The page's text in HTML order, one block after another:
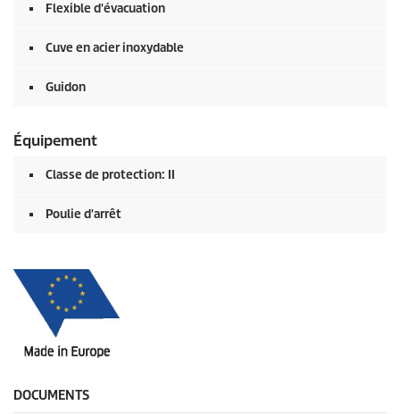
Flexible d'évacuation
Cuve en acier inoxydable
Guidon
Équipement
Classe de protection: II
Poulie d'arrêt
DOCUMENTS